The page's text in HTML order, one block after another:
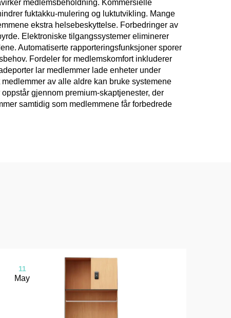
medlemsbeholdning. Kommersielle
fuktakku-mulering og luktutvikling. Mange
ekstra helsebeskyttelse. Forbedringer av
Elektroniske tilgangssystemer eliminerer
Automatiserte rapporteringsfunksjoner sporer
Fordeler for medlemskomfort inkluderer
lar medlemmer lade enheter under
av alle aldre kan bruke systemene
gjennom premium-skaptjenester, der
samtidig som medlemmene får forbedrede
11
May